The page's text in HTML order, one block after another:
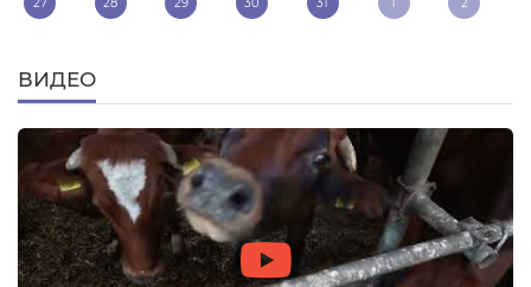
27 28 29 30 31 1 2
ВИДЕО